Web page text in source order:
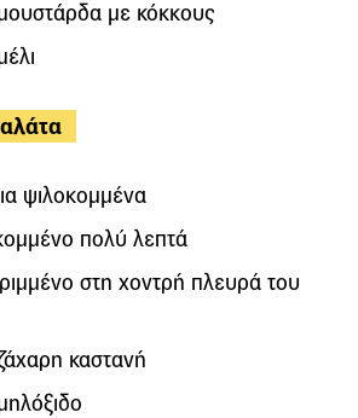
με κόκκους
ψιλοκομμένα
πολύ λεπτά
στη χοντρή πλευρά του
καστανή